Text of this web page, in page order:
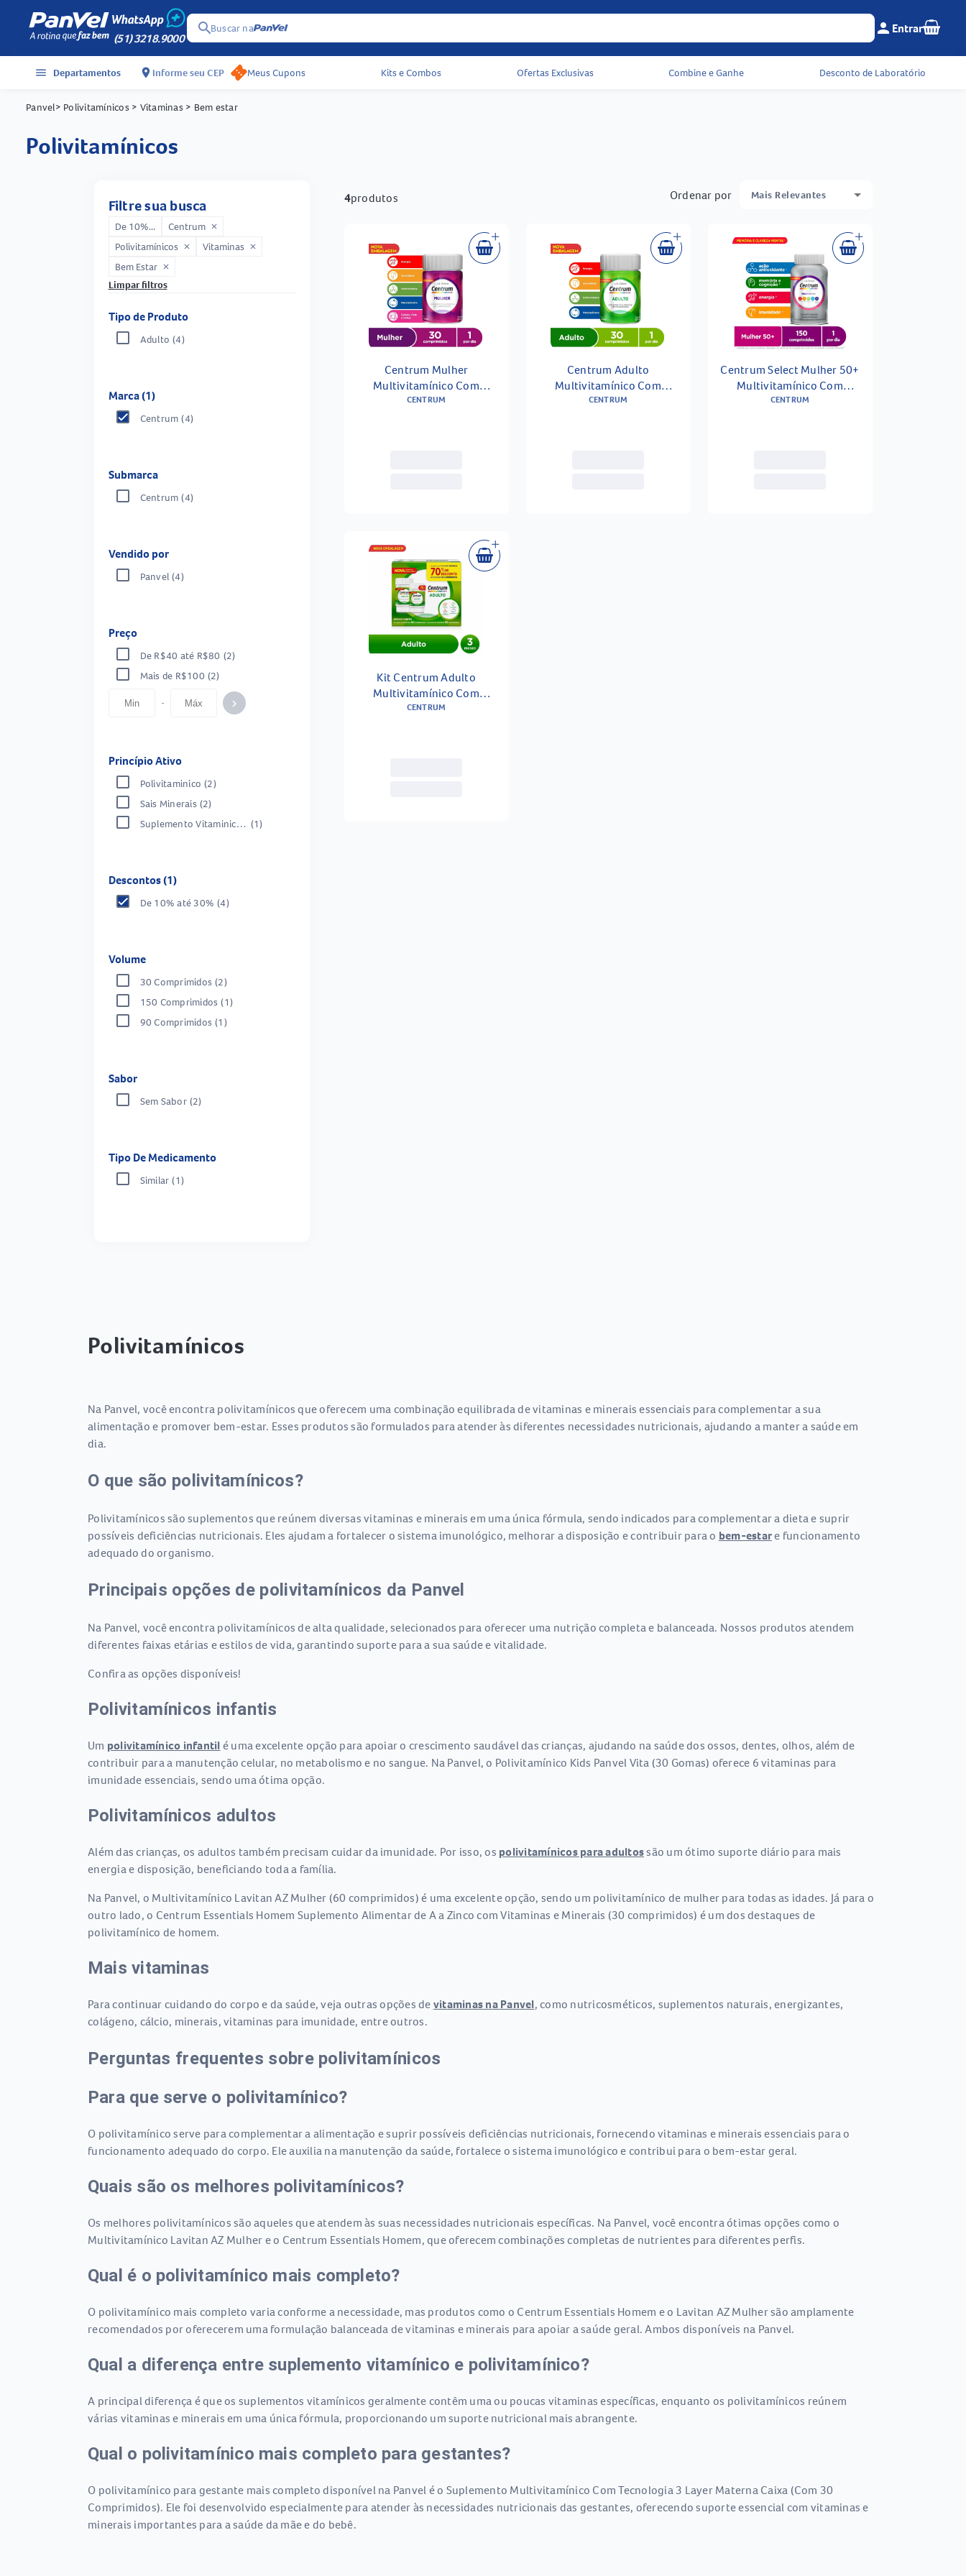
(51) 3218.9000
searchBuscar na Menu do cliente e
person Entrar Seu
Acessos rápidos do cabeçalho
menu Departamentos location_on Informe seu CEP Meus Cupons Kits e Combos Ofertas Exclusivas Combine e Ganhe Desconto de Laboratório
Panvel> Polivitamínicos> Vitaminas> Bem estar
polivitamínicos
Filtre sua busca
De 10%... Centrum close
Polivitamínicos close Vitaminas close
Bem Estar close
Limpar filtros
Tipo de Produto
Adulto (4)
Marca (1)
Centrum (4)
Submarca
Centrum (4)
Vendido por
Panvel (4)
Preço
De R$40 até R$80 (2)
Mais de R$100 (2)
- keyboard_arrow_right
Princípio Ativo
Polivitaminico (2)
Sais Minerais (2)
Suplemento Vitaminico-Mineral (1)
Descontos (1)
De 10% até 30% (4)
Volume
30 Comprimidos (2)
150 Comprimidos (1)
90 Comprimidos (1)
Sabor
Sem Sabor (2)
Tipo De Medicamento
Similar (1)
4produtos Ordenar por Mais Relevantes
Centrum Mulher
Multivitamínico Com
Vitaminas E Minerais De A A
CENTRUM
Centrum Adulto
Multivitamínico Com
Vitaminas De A A Z 30
CENTRUM
Centrum Select Mulher 50+
Multivitamínico Com
Vitaminas De A A Z 150
CENTRUM
Kit Centrum Adulto
Multivitamínico Com
Vitaminas De A A Z 60
CENTRUM
Polivitamínicos
Na Panvel, você encontra polivitamínicos que oferecem uma combinação equilibrada de vitaminas e minerais essenciais para complementar a sua
alimentação e promover bem-estar. Esses produtos são formulados para atender às diferentes necessidades nutricionais, ajudando a manter a saúde em
dia.
O que são polivitamínicos?
Polivitamínicos são suplementos que reúnem diversas vitaminas e minerais em uma única fórmula, sendo indicados para complementar a dieta e suprir
possíveis deficiências nutricionais. Eles ajudam a fortalecer o sistema imunológico, melhorar a disposição e contribuir para o bem-estare funcionamento
adequado do organismo.
Principais opções de polivitamínicos da Panvel
Na Panvel, você encontra polivitamínicos de alta qualidade, selecionados para oferecer uma nutrição completa e balanceada. Nossos produtos atendem
diferentes faixas etárias e estilos de vida, garantindo suporte para a sua saúde e vitalidade.
Confira as opções disponíveis!
Polivitamínicos infantis
Um polivitamínico infantil é uma excelente opção para apoiar o crescimento saudável das crianças, ajudando na saúde dos ossos, dentes, olhos, além de
contribuir para a manutenção celular, no metabolismo e no sangue. Na Panvel, o Polivitamínico Kids Panvel Vita (30 Gomas) oferece 6 vitaminas para
imunidade essenciais, sendo uma ótima opção.
Polivitamínicos adultos
Além das crianças, os adultos também precisam cuidar da imunidade. Por isso, os polivitamínicos para adultossão um ótimo suporte diário para mais
energia e disposição, beneficiando toda a família.
Na Panvel, o Multivitamínico Lavitan AZ Mulher (60 comprimidos) é uma excelente opção, sendo um polivitamínico de mulher para todas as idades. Já para o
outro lado, o Centrum Essentials Homem Suplemento Alimentar de A a Zinco com Vitaminas e Minerais (30 comprimidos) é um dos destaques de
polivitamínico de homem.
Mais vitaminas
Para continuar cuidando do corpo e da saúde, veja outras opções de vitaminas na Panvel, como nutricosméticos, suplementos naturais, energizantes,
colágeno, cálcio, minerais, vitaminas para imunidade, entre outros.
Perguntas frequentes sobre polivitamínicos
Para que serve o polivitamínico?
O polivitamínico serve para complementar a alimentação e suprir possíveis deficiências nutricionais, fornecendo vitaminas e minerais essenciais para o
funcionamento adequado do corpo. Ele auxilia na manutenção da saúde, fortalece o sistema imunológico e contribui para o bem-estar geral.
Quais são os melhores polivitamínicos?
Os melhores polivitamínicos são aqueles que atendem às suas necessidades nutricionais específicas. Na Panvel, você encontra ótimas opções como o
Multivitamínico Lavitan AZ Mulher e o Centrum Essentials Homem, que oferecem combinações completas de nutrientes para diferentes perfis.
Qual é o polivitamínico mais completo?
O polivitamínico mais completo varia conforme a necessidade, mas produtos como o Centrum Essentials Homem e o Lavitan AZ Mulher são amplamente
recomendados por oferecerem uma formulação balanceada de vitaminas e minerais para apoiar a saúde geral. Ambos disponíveis na Panvel.
Qual a diferença entre suplemento vitamínico e polivitamínico?
A principal diferença é que os suplementos vitamínicos geralmente contêm uma ou poucas vitaminas específicas, enquanto os polivitamínicos reúnem
várias vitaminas e minerais em uma única fórmula, proporcionando um suporte nutricional mais abrangente.
Qual o polivitamínico mais completo para gestantes?
O polivitamínico para gestante mais completo disponível na Panvel é o Suplemento Multivitamínico Com Tecnologia 3 Layer Materna Caixa (Com 30
Comprimidos). Ele foi desenvolvido especialmente para atender às necessidades nutricionais das gestantes, oferecendo suporte essencial com vitaminas e
minerais importantes para a saúde da mãe e do bebê.